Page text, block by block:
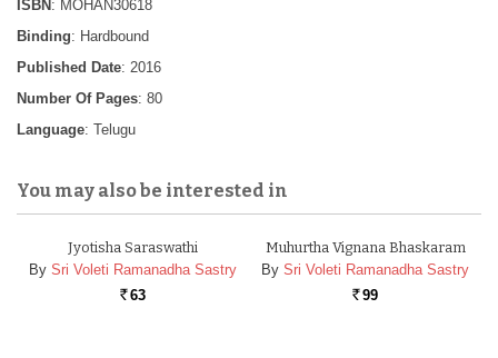
ISBN : MOHAN30618
Binding: Hardbound
Published Date: 2016
Number Of Pages: 80
Language: Telugu
You may also be interested in
Jyotisha Saraswathi
By Sri Voleti Ramanadha Sastry
Rs. 63
Muhurtha Vignana Bhaskaram
By Sri Voleti Ramanadha Sastry
Rs. 99